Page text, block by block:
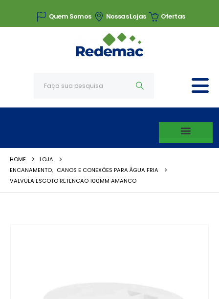
Quem Somos Nossas Lojas Ofertas
HOME
LOJA
ENCANAMENTO, CANOS E CONEXÕES PARA ÁGUA FRIA
VALVULA ESGOTO RETENCAO 100MM AMANCO